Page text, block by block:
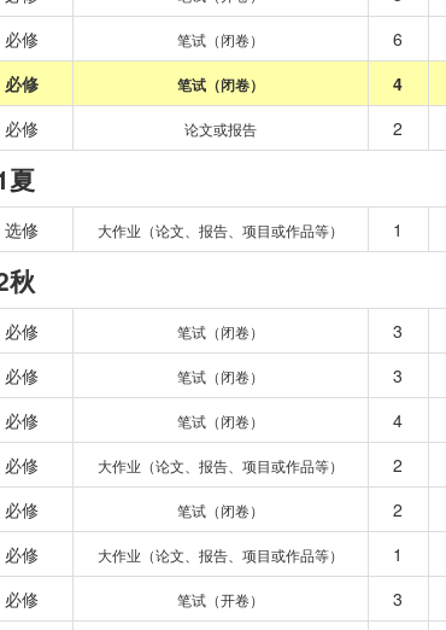
必修 笔试（闭卷） 6
必修 笔试（闭卷） 4
必修 论文或报告 2
夏
选修 大作业（论文、报告、项目或作品等） 1
秋
必修 笔试（闭卷） 3
必修 笔试（闭卷） 3
必修 笔试（闭卷） 4
必修 大作业（论文、报告、项目或作品等） 2
必修 笔试（闭卷） 2
必修 大作业（论文、报告、项目或作品等） 1
必修 笔试（开卷） 3